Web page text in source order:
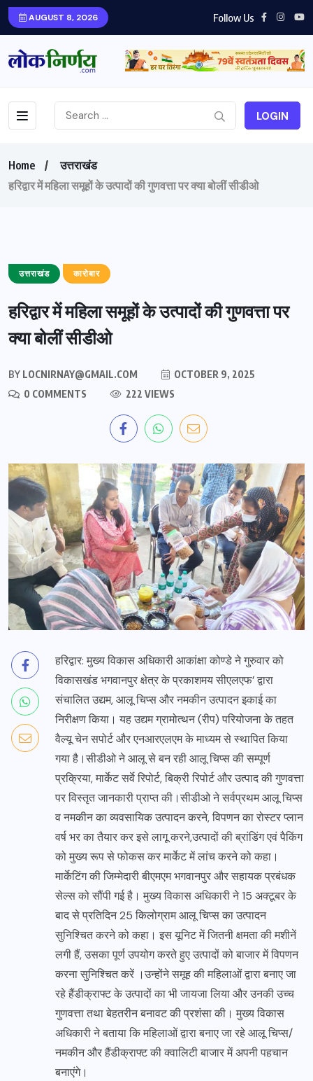
AUGUST 8, 2026 Follow Us
LOGIN
Home
उत्तराखंड
हरिद्वार में महिला समूहों के उत्पादों की गुणवत्ता पर क्या बोलीं सीडीओ
उत्तराखंड कारोबार
हरिद्वार में महिला समूहों के उत्पादों की गुणवत्ता पर
क्या बोलीं सीडीओ
BY LOCNIRNAY@GMAIL.COM
OCTOBER 9, 2025
0 COMMENTS
222 VIEWS
हरिद्वार: मुख्य विकास अधिकारी आकांक्षा कोण्डे ने गुरुवार को
विकासखंड भगवानपुर क्षेत्र के प्रकाशमय सीएलएफ’ द्वारा
संचालित उद्यम, आलू चिप्स और नमकीन उत्पादन इकाई का
निरीक्षण किया। यह उद्यम ग्रामोत्थन (रीप) परियोजना के तहत
वैल्यू चेन सपोर्ट और एनआरएलएम के माध्यम से स्थापित किया
गया है।सीडीओ ने आलू से बन रही आलू चिप्स की सम्पूर्ण
प्रक्रिया, मार्केट सर्वे रिपोर्ट, बिक्री रिपोर्ट और उत्पाद की गुणवत्ता
पर विस्तृत जानकारी प्राप्त की।सीडीओ ने सर्वप्रथम आलू चिप्स
व नमकीन का व्यवसायिक उत्पादन करने, विपणन का रोस्टर प्लान
वर्ष भर का तैयार कर इसे लागू करने,उत्पादों की ब्रांडिंग एवं पैकिंग
को मुख्य रूप से फोकस कर मार्केट में लांच करने को कहा।
मार्केटिंग की जिम्मेदारी बीएमएम भगवानपुर और सहायक प्रबंधक
सेल्स को सौंपी गई है। मुख्य विकास अधिकारी ने 15 अक्टूबर के
बाद से प्रतिदिन 25 किलोग्राम आलू चिप्स का उत्पादन
सुनिश्चित करने को कहा। इस यूनिट में जितनी क्षमता की मशीनें
लगी हैं, उसका पूर्ण उपयोग करते हुए उत्पादों को बाजार में विपणन
करना सुनिश्चित करें ।उन्होंने समूह की महिलाओं द्वारा बनाए जा
रहे हैंडीक्राफ्ट के उत्पादों का भी जायजा लिया और उनकी उच्च
गुणवत्ता तथा बेहतरीन बनावट की प्रशंसा की। मुख्य विकास
अधिकारी ने बताया कि महिलाओं द्वारा बनाए जा रहे आलू चिप्स/
नमकीन और हैंडीक्राफ्ट की क्वालिटी बाजार में अपनी पहचान
बनाएंगे।